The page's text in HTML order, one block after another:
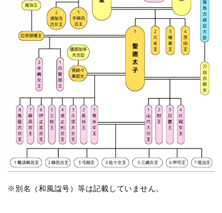
※別名（和風諡号）等は記載していません。